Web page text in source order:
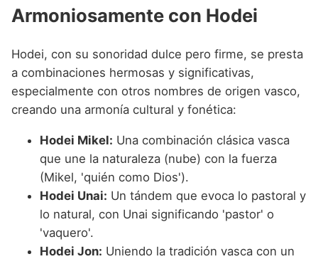
Armoniosamente con Hodei
Hodei, con su sonoridad dulce pero firme, se presta
a combinaciones hermosas y significativas,
especialmente con otros nombres de origen vasco,
creando una armonía cultural y fonética:
Hodei Mikel: Una combinación clásica vasca
que une la naturaleza (nube) con la fuerza
(Mikel, 'quién como Dios').
Hodei Unai: Un tándem que evoca lo pastoral y
lo natural, con Unai significando 'pastor' o
'vaquero'.
Hodei Jon: Uniendo la tradición vasca con un